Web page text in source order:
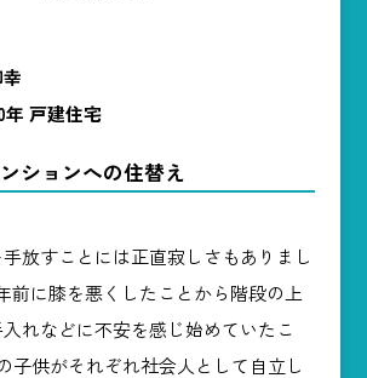
幸
戸建住宅
ションへの住替え
放すことには正直寂しさもありまし
前に膝を悪くしたことから階段の上
れなどに不安を感じ始めていたこ
子供がそれぞれ社会人として自立し